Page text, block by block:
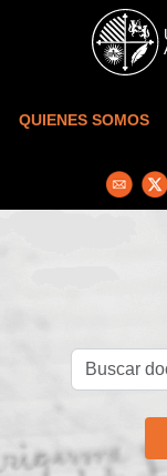
Skip to main content
QUIENES SOMOS